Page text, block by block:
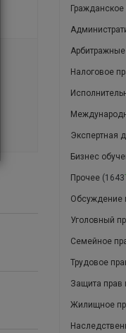
Гражданское
Налоговое
Экспертная
Бизнес
Прочее(1643
Обсуждение
Уголовный
Семейное
Трудовое
Защита прав
Жилищное